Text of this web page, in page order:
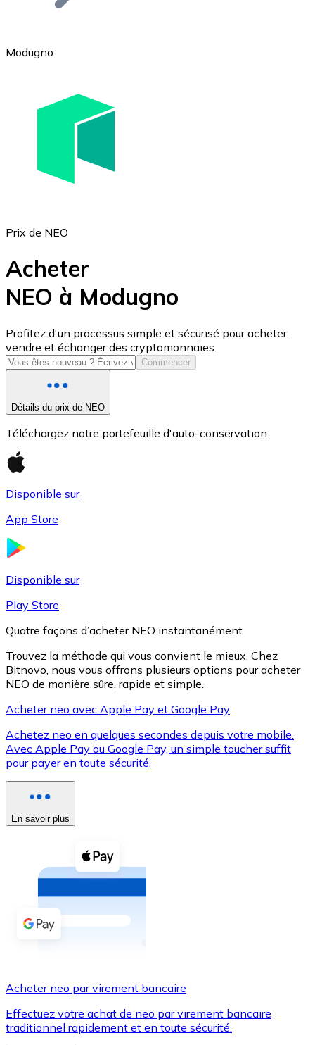
Ethereum
USD Coin
USDC
XRP
XRP
Voir toutes
Coupons crypto
Achetez des cryptomonnaies en espèces et d'autres
Acheter avec espèces
Virement SEPA
Utilisez les cartes Visa et Mastercard pour acheter
Modugno
Prix de NEO
Acheter
NEO à Modugno
Profitez d'un processus simple et sécurisé pour acheter,
vendre et échanger des cryptomonnaies.
Commencer
Détails du prix de NEO
Téléchargez notre portefeuille d'auto-conservation
Disponible sur
App Store
Disponible sur
Play Store
Quatre façons d’acheter NEO instantanément
Trouvez la méthode qui vous convient le mieux. Chez
Bitnovo, nous vous offrons plusieurs options pour acheter
NEO de manière sûre, rapide et simple.
Acheter neo avec Apple Pay et Google Pay
Achetez neo en quelques secondes depuis votre mobile.
Avec Apple Pay ou Google Pay, un simple toucher suffit
pour payer en toute sécurité.
En savoir plus
Acheter neo par virement bancaire
Effectuez votre achat de neo par virement bancaire
traditionnel rapidement et en toute sécurité.